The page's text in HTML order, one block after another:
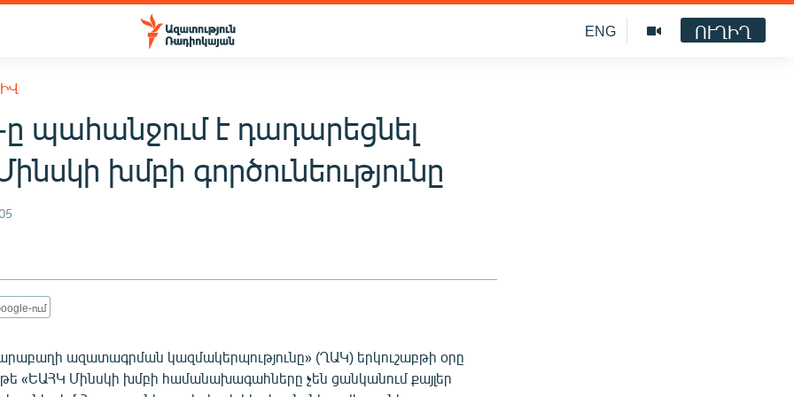
ENG ՈՒՂԻՂ
պահանջում է դադարեցնել
խմբի գործունեությունը
ում
ազատագրման կազմակերպությունը» (ՂԱԿ) երկուշաբթի օրը
«ԵԱՀԿ Մինսկի խմբի համանախագահները չեն ցանկանում քայլեր